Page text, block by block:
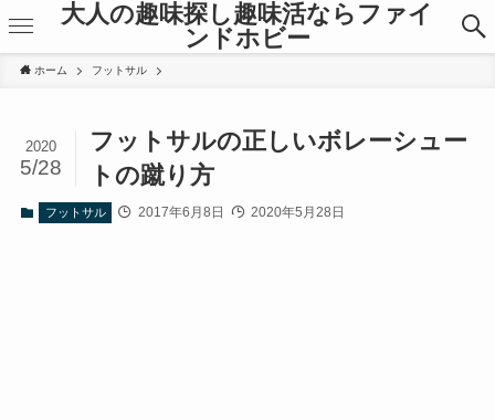
大人の趣味探し趣味活ならファイ
ンドホビー
ホーム フットサル
フットサルの正しいボレーシュー
トの蹴り方
2020
5/28
フットサル 2017年6月8日 2020年5月28日